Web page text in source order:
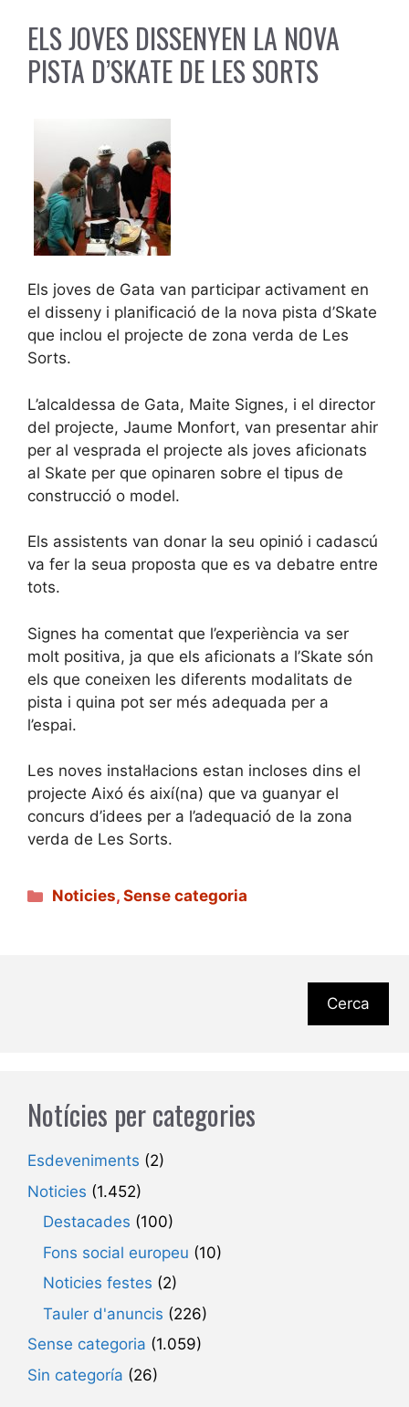
ELS JOVES DISSENYEN LA NOVA
PISTA D’SKATE DE LES SORTS
Els joves de Gata van participar activament en
el disseny i planificació de la nova pista d’Skate
que inclou el projecte de zona verda de Les
Sorts.
L’alcaldessa de Gata, Maite Signes, i el director
del projecte, Jaume Monfort, van presentar ahir
per al vesprada el projecte als joves aficionats
al Skate per que opinaren sobre el tipus de
construcció o model.
Els assistents van donar la seu opinió i cadascú
va fer la seua proposta que es va debatre entre
tots.
Signes ha comentat que l’experiència va ser
molt positiva, ja que els aficionats a l’Skate són
els que coneixen les diferents modalitats de
pista i quina pot ser més adequada per a
l’espai.
Les noves instal·lacions estan incloses dins el
projecte Aixó és així(na) que va guanyar el
concurs d’idees per a l’adequació de la zona
verda de Les Sorts.
Categories
Noticies,Sense categoria
Cerca
Notícies per categories
Esdeveniments (2)
Noticies (1.452)
Destacades (100)
Fons social europeu (10)
Noticies festes (2)
Tauler d'anuncis (226)
Sense categoria (1.059)
Sin categoría (26)